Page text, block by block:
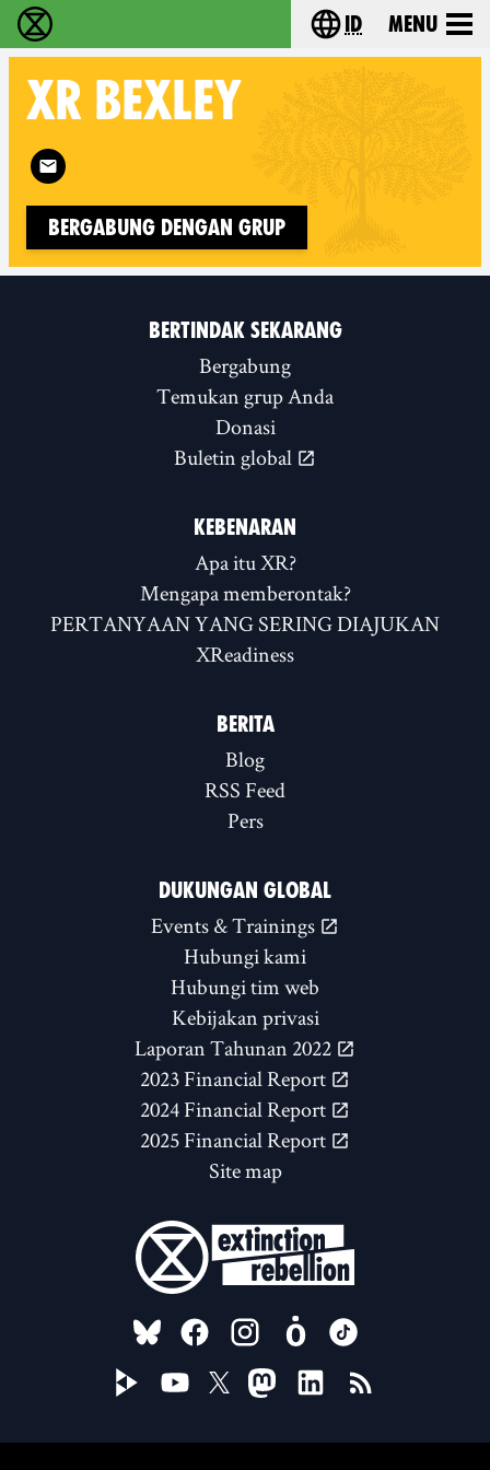
Extinction Rebellion (XR–Pemberontakan
Choose your
id Menu
XR BEXLEY
Follow XR Bexley on
Bergabung dengan Grup
BERTINDAK SEKARANG
Bergabung
Temukan grup Anda
Donasi
Buletin global
KEBENARAN
Apa itu XR?
Mengapa memberontak?
PERTANYAAN YANG SERING DIAJUKAN
XReadiness
BERITA
Blog
RSS Feed
Pers
DUKUNGAN GLOBAL
Events & Trainings
Hubungi kami
Hubungi tim web
Kebijakan privasi
Laporan Tahunan 2022
2023 Financial Report
2024 Financial Report
2025 Financial Report
Site map
FOLLOW US ON